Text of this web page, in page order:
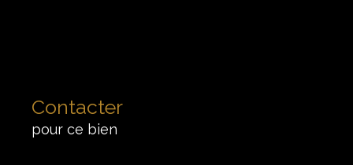
Contacter
pour ce bien